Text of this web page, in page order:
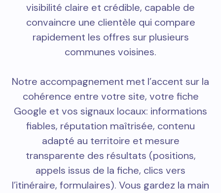
visibilité claire et crédible, capable de
convaincre une clientèle qui compare
rapidement les offres sur plusieurs
communes voisines.
Notre accompagnement met l’accent sur la
cohérence entre votre site, votre fiche
Google et vos signaux locaux: informations
fiables, réputation maîtrisée, contenu
adapté au territoire et mesure
transparente des résultats (positions,
appels issus de la fiche, clics vers
l’itinéraire, formulaires). Vous gardez la main